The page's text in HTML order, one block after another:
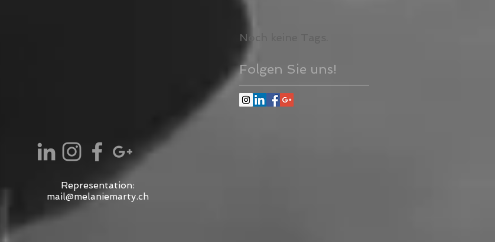
Noch keine Tags.
Folgen Sie uns!
Representation:
mail@melaniemarty.ch